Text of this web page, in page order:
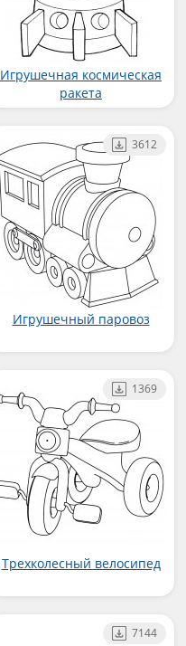
Игрушечная космическая
ракета
Игрушечный паровоз
3612
Трехколесный велосипед
1369
7144